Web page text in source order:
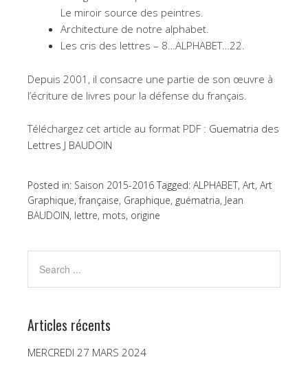
Le miroir source des peintres.
Architecture de notre alphabet.
Les cris des lettres – 8…ALPHABET…22.
Depuis 2001, il consacre une partie de son œuvre à
l’écriture de livres pour la défense du français.
Téléchargez cet article au format PDF : Guematria des
Lettres J BAUDOIN
Posted in: Saison 2015-2016 Tagged: ALPHABET, Art, Art
Graphique,française, Graphique, guématria, Jean
BAUDOIN, lettre, mots, origine
Articles récents
MERCREDI 27 MARS 2024